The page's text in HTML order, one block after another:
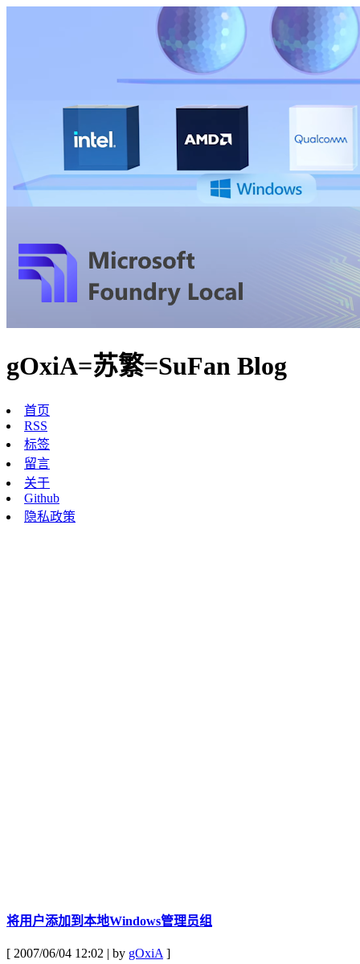
gOxiA=苏繁=SuFan Blog
首页
RSS
标签
留言
关于
Github
隐私政策
将用户添加到本地Windows管理员组
[ 2007/06/04 12:02 | by gOxiA]